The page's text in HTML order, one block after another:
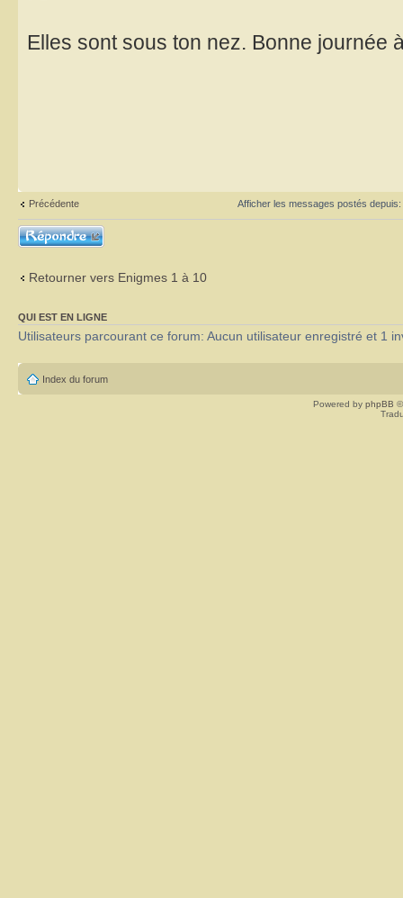
Elles sont sous ton nez. Bonne journée
Précédente Afficher les messages postés depuis:
Répondre
Retourner vers Enigmes 1 à 10
QUI EST EN LIGNE
Utilisateurs parcourant ce forum: Aucun utilisateur enregistré et 1
Index du forum
Powered by phpBB